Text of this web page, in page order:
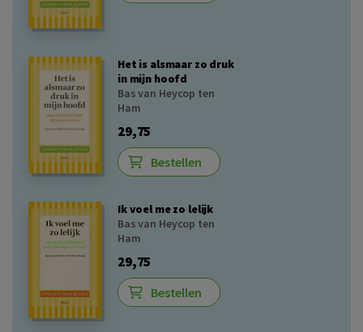
Het is alsmaar zo druk
in mijn hoofd
Bas van Heycop ten
Ham
29,75
Bestellen
Ik voel me zo lelijk
Bas van Heycop ten
Ham
29,75
Bestellen